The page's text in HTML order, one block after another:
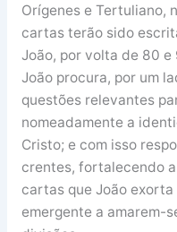
Orígenes e Tertuliano,
cartas terão sido
João, por volta de 80 e
João procura, por um
questões relevantes
nomeadamente a
Cristo; e com isso
crentes, fortalecendo
cartas que João
emergente a amarem-